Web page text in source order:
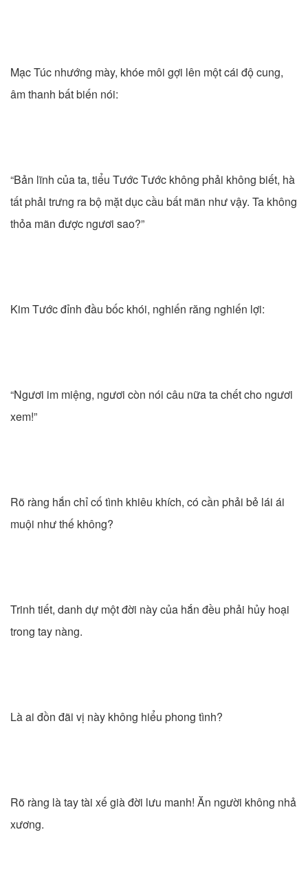
Mạc Túc nhướng mày, khóe môi gợi lên một cái độ cung,
âm thanh bất biến nói:
“Bản lĩnh của ta, tiểu Tước Tước không phải không biết, hà
tất phải trưng ra bộ mặt dục cầu bất mãn như vậy. Ta không
thỏa mãn được ngươi sao?”
Kim Tước đỉnh đầu bốc khói, nghiến răng nghiến lợi:
“Ngươi im miệng, ngươi còn nói câu nữa ta chết cho ngươi
xem!”
Rõ ràng hắn chỉ cố tình khiêu khích, có cần phải bẻ lái ái
muội như thế không?
Trinh tiết, danh dự một đời này của hắn đều phải hủy hoại
trong tay nàng.
Là ai đồn đãi vị này không hiểu phong tình?
Rõ ràng là tay tài xế già đời lưu manh! Ăn người không nhả
xương.